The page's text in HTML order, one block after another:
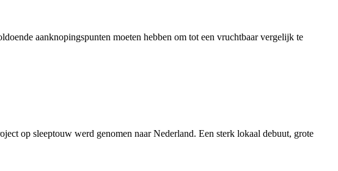
aanknopingspunten moeten hebben om tot een vruchtbaar vergelijk te
op sleeptouw werd genomen naar Nederland. Een sterk lokaal debuut, grote